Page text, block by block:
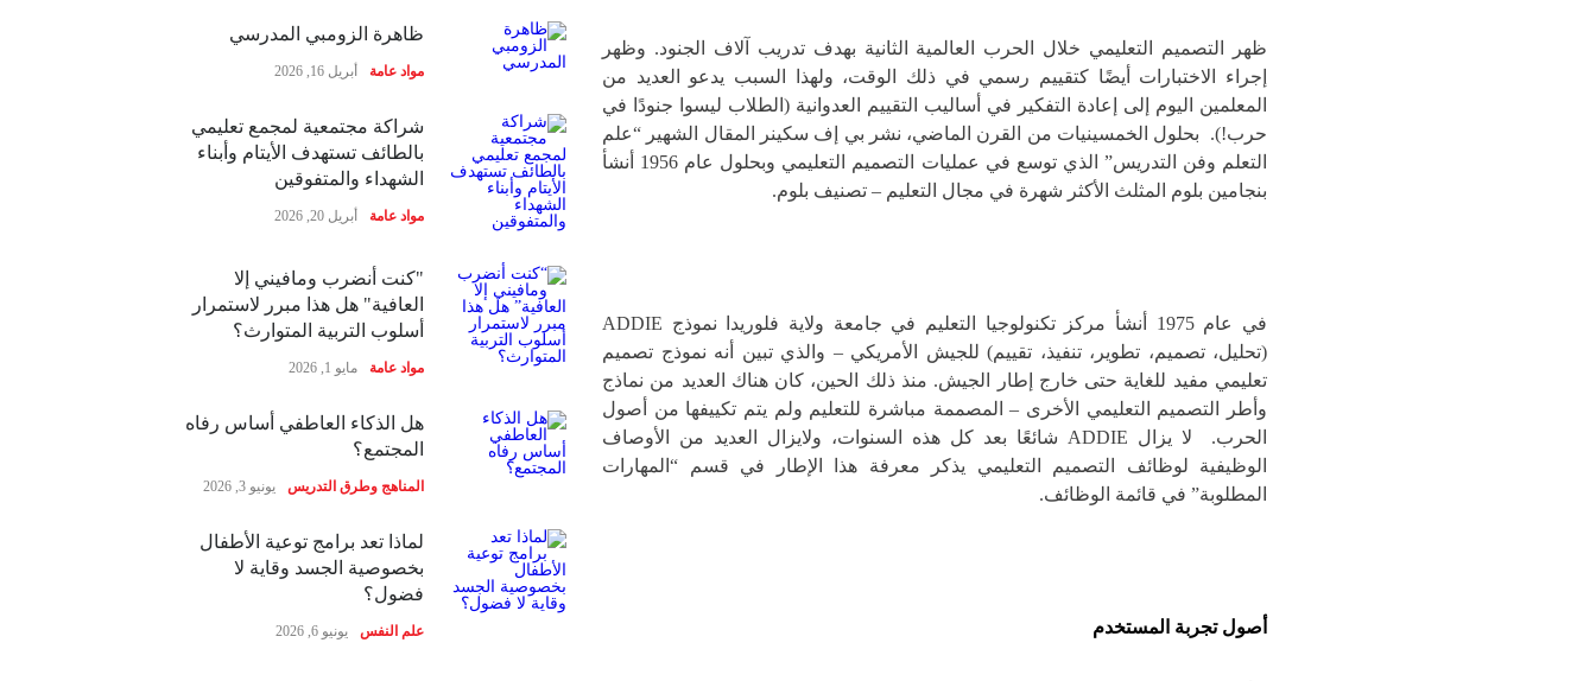
ظهر التصميم التعليمي خلال الحرب العالمية الثانية بهدف تدريب آلاف الجنود. وظهر
إجراء الاختبارات أيضًا كتقييم رسمي في ذلك الوقت، ولهذا السبب يدعو العديد من
المعلمين اليوم إلى إعادة التفكير في أساليب التقييم العدوانية (الطلاب ليسوا جنودًا في
حرب!). بحلول الخمسينيات من القرن الماضي، نشر بي إف سكينر المقال الشهير “علم
التعلم وفن التدريس” الذي توسع في عمليات التصميم التعليمي وبحلول عام 1956 أنشأ
بنجامين بلوم المثلث الأكثر شهرة في مجال التعليم – تصنيف بلوم.
في عام 1975 أنشأ مركز تكنولوجيا التعليم في جامعة ولاية فلوريدا نموذج ADDIE
(تحليل، تصميم، تطوير، تنفيذ، تقييم) للجيش الأمريكي – والذي تبين أنه نموذج تصميم
تعليمي مفيد للغاية حتى خارج إطار الجيش. منذ ذلك الحين، كان هناك العديد من نماذج
وأطر التصميم التعليمي الأخرى – المصممة مباشرة للتعليم ولم يتم تكييفها من أصول
الحرب. لا يزال ADDIE شائعًا بعد كل هذه السنوات، ولايزال العديد من الأوصاف
الوظيفية لوظائف التصميم التعليمي يذكر معرفة هذا الإطار في قسم “المهارات
المطلوبة” في قائمة الوظائف.
أصول تجربة المستخدم
ظاهرة الزومبي المدرسي
مواد عامة أبريل 16, 2026
شراكة مجتمعية لمجمع تعليمي
بالطائف تستهدف الأيتام وأبناء
الشهداء والمتفوقين
مواد عامة أبريل 20, 2026
"كنت أنضرب ومافيني إلا
العافية" هل هذا مبرر لاستمرار
أسلوب التربية المتوارث؟
مواد عامة مايو 1, 2026
هل الذكاء العاطفي أساس رفاه
المجتمع؟
المناهج وطرق التدريس يونيو 3, 2026
لماذا تعد برامج توعية الأطفال
بخصوصية الجسد وقاية لا
فضول؟
علم النفس يونيو 6, 2026